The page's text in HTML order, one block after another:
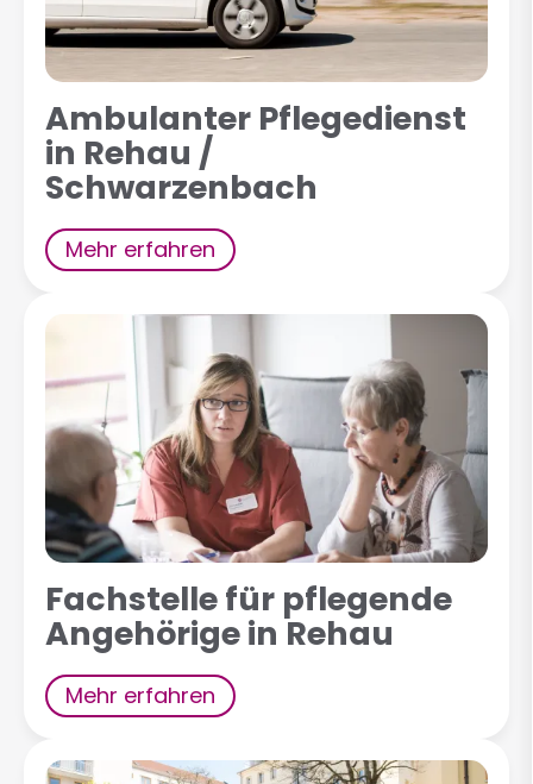
Ambulanter Pflegedienst
in Rehau /
Schwarzenbach
Mehr erfahren
Fachstelle für pflegende
Angehörige in Rehau
Mehr erfahren